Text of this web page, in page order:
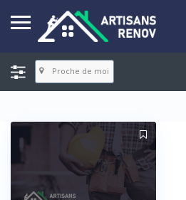
Proche de moi